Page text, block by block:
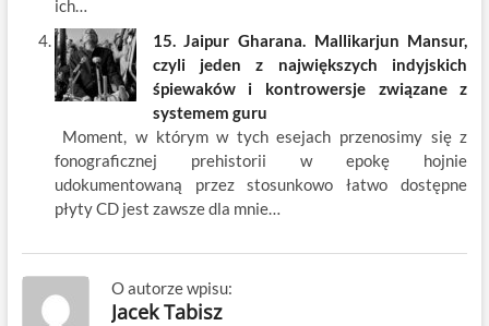
ich…
15. Jaipur Gharana. Mallikarjun Mansur,
czyli jeden z największych indyjskich
śpiewaków i kontrowersje związane z
systemem guru
Moment, w którym w tych esejach przenosimy się z
fonograficznej prehistorii w epokę hojnie
udokumentowaną przez stosunkowo łatwo dostępne
płyty CD jest zawsze dla mnie…
O autorze wpisu:
Jacek Tabisz